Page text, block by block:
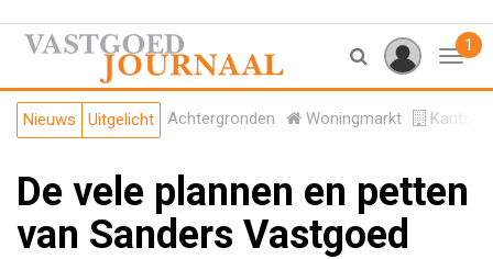
1
Nieuws Uitgelicht Achtergronden Woningmarkt
De vele plannen en petten
van Sanders Vastgoed